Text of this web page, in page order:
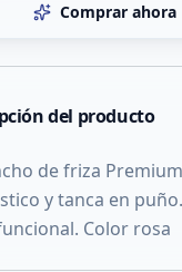
Comprar ahora
del producto
de friza
y tanca en
Color rosa